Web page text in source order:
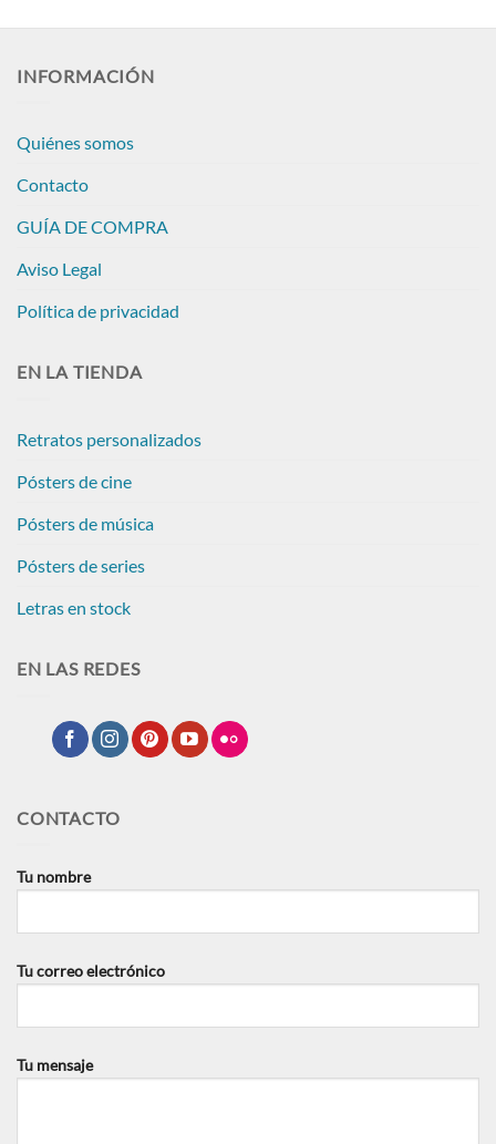
INFORMACIÓN
Quiénes somos
Contacto
GUÍA DE COMPRA
Aviso Legal
Política de privacidad
EN LA TIENDA
Retratos personalizados
Pósters de cine
Pósters de música
Pósters de series
Letras en stock
EN LAS REDES
CONTACTO
Tu nombre
Tu correo electrónico
Tu mensaje